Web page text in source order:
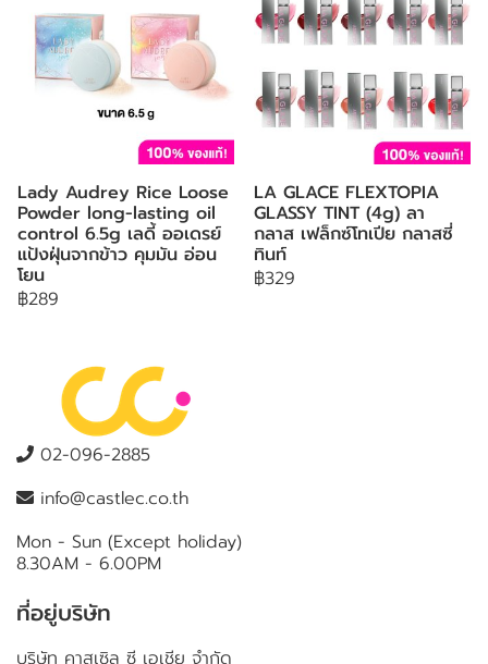
Lady Audrey Rice Loose
Powder long-lasting oil
control 6.5g เลดี้ ออเดรย์
แป้งฝุ่นจากข้าว คุมมัน อ่อน
โยน
฿289
LA GLACE FLEXTOPIA
GLASSY TINT (4g) ลา
กลาส เฟล็กซ์โทเปีย กลาสซี่
ทินท์
฿329
02-096-2885
info@castlec.co.th
Mon - Sun (Except holiday)
8.30AM - 6.00PM
ที่อยู่บริษัท
บริษัท คาสเซิล ซี เอเชีย จำกัด